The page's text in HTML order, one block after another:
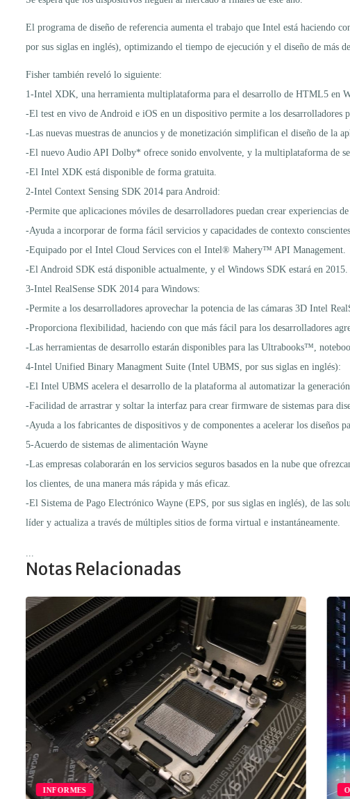
El programa de diseño de referencia aumenta el trabajo que Intel está haciendo
por sus siglas en inglés), optimizando el tiempo de ejecución y el diseño de más
Fisher también reveló lo siguiente:
1-Intel XDK, una herramienta multiplataforma para el desarrollo de HTML5 en
-El test en vivo de Android e iOS en un dispositivo permite a los desarrolladores
-Las nuevas muestras de anuncios y de monetización simplifican el diseño de la
-El nuevo Audio API Dolby* ofrece sonido envolvente, y la multiplataforma de
-El Intel XDK está disponible de forma gratuita.
2-Intel Context Sensing SDK 2014 para Android:
-Permite que aplicaciones móviles de desarrolladores puedan crear experiencias
-Ayuda a incorporar de forma fácil servicios y capacidades de contexto
-Equipado por el Intel Cloud Services con el Intel® Mahery™ API Management.
-El Android SDK está disponible actualmente, y el Windows SDK estará en 2015.
3-Intel RealSense SDK 2014 para Windows:
-Permite a los desarrolladores aprovechar la potencia de las cámaras 3D Intel
-Proporciona flexibilidad, haciendo con que más fácil para los desarrolladores
-Las herramientas de desarrollo estarán disponibles para las Ultrabooks™,
4-Intel Unified Binary Managment Suite (Intel UBMS, por sus siglas en inglés):
-El Intel UBMS acelera el desarrollo de la plataforma al automatizar la
-Facilidad de arrastrar y soltar la interfaz para crear firmware de sistemas para
-Ayuda a los fabricantes de dispositivos y de componentes a acelerar los diseños
5-Acuerdo de sistemas de alimentación Wayne
-Las empresas colaborarán en los servicios seguros basados en la nube que
los clientes, de una manera más rápida y más eficaz.
-El Sistema de Pago Electrónico Wayne (EPS, por sus siglas en inglés), de las
líder y actualiza a través de múltiples sitios de forma virtual e instantáneamente.
Notas Relacionadas
INFORMES